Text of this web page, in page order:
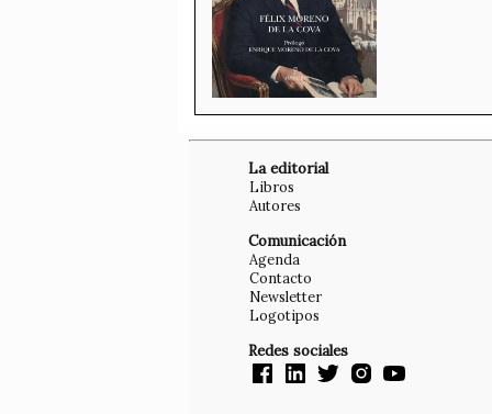
La editorial
Libros
Autores
Comunicación
Agenda
Contacto
Newsletter
Logotipos
Redes sociales